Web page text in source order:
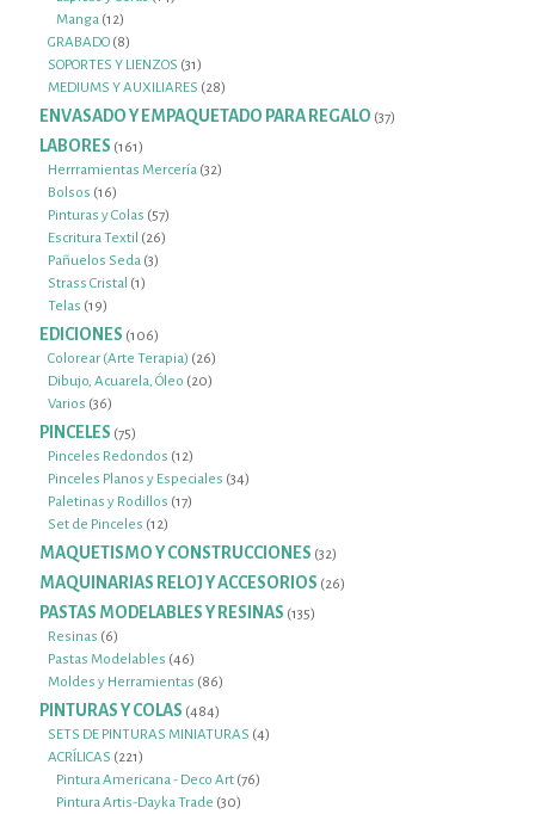
Manga 1212
productos
GRABADO 88
productos
SOPORTES Y LIENZOS 3131
productos
MEDIUMS Y AUXILIARES 2828
productos
ENVASADO Y EMPAQUETADO PARA REGALO 3737
LABORES 161161
productos
Herrramientas Mercería 3232
Bolsos 1616
productos
Pinturas y Colas 5757
productos
Escritura Textil 2626
Pañuelos Seda 33
Strass Cristal 11
Telas 1919
productos
EDICIONES 106106
productos
Colorear (Arte Terapia) 2626
productos
Dibujo, Acuarela, Óleo 2020
Varios 3636
productos
PINCELES 7575
productos
Pinceles Redondos 1212
productos
Pinceles Planos y Especiales 3434
Paletinas y Rodillos 1717
Set de Pinceles 1212
productos
MAQUETISMO Y CONSTRUCCIONES 3232
MAQUINARIAS RELOJ Y ACCESORIOS 2626
PASTAS MODELABLES Y RESINAS 135135
Resinas 66
productos
Pastas Modelables 4646
productos
Moldes y Herramientas 8686
PINTURAS Y COLAS 484484
productos
SETS DE PINTURAS MINIATURAS 44
ACRÍLICAS 221221
productos
Pintura Americana - Deco Art 7676
Pintura Artis-Dayka Trade 3030